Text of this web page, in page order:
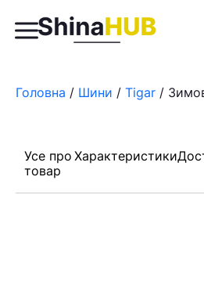
Головна / Шини / Tigar /
Усе про
товар
Характеристики